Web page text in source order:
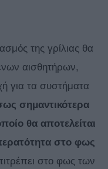
της γρίλιας θα
αισθητήρων,
για τα συστήματα
σημαντικότερα
θα αποτελείται
στο φως
στο φως των